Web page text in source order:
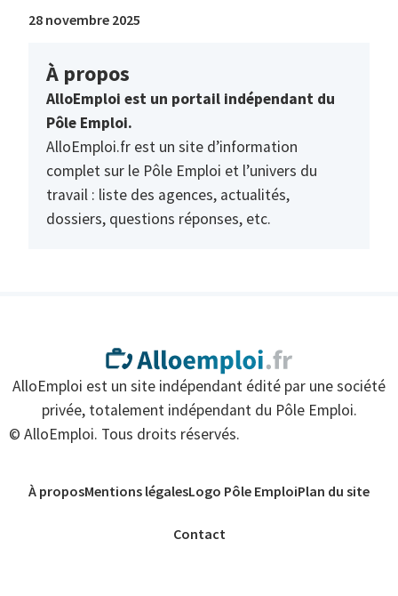
28 novembre 2025
À propos
AlloEmploi est un portail indépendant du
Pôle Emploi.
AlloEmploi.fr est un site d’information
complet sur le Pôle Emploi et l’univers du
travail : liste des agences, actualités,
dossiers, questions réponses, etc.
AlloEmploi est un site indépendant édité par une société
privée, totalement indépendant du Pôle Emploi.
© AlloEmploi. Tous droits réservés.
À proposMentions légalesLogo Pôle EmploiPlan du site
Contact